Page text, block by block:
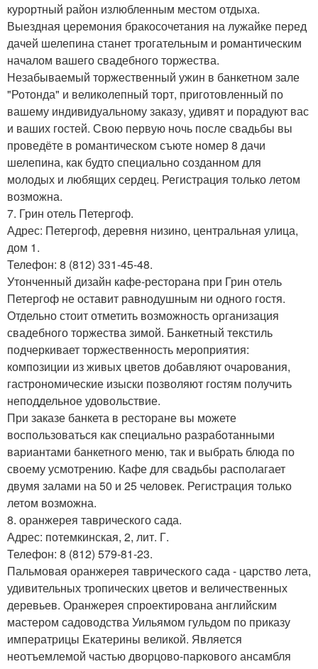
курортный район излюбленным местом отдыха.
Выездная церемония бракосочетания на лужайке перед
дачей шелепина станет трогательным и романтическим
началом вашего свадебного торжества.
Незабываемый торжественный ужин в банкетном зале
"Ротонда" и великолепный торт, приготовленный по
вашему индивидуальному заказу, удивят и порадуют вас
и ваших гостей. Свою первую ночь после свадьбы вы
проведёте в романтическом съюте номер 8 дачи
шелепина, как будто специально созданном для
молодых и любящих сердец. Регистрация только летом
возможна.
7. Грин отель Петергоф.
Адрес: Петергоф, деревня низино, центральная улица,
дом 1.
Телефон: 8 (812) 331-45-48.
Утонченный дизайн кафе-ресторана при Грин отель
Петергоф не оставит равнодушным ни одного гостя.
Отдельно стоит отметить возможность организация
свадебного торжества зимой. Банкетный текстиль
подчеркивает торжественность мероприятия:
композиции из живых цветов добавляют очарования,
гастрономические изыски позволяют гостям получить
неподдельное удовольствие.
При заказе банкета в ресторане вы можете
воспользоваться как специально разработанными
вариантами банкетного меню, так и выбрать блюда по
своему усмотрению. Кафе для свадьбы располагает
двумя залами на 50 и 25 человек. Регистрация только
летом возможна.
8. оранжерея таврического сада.
Адрес: потемкинская, 2, лит. Г.
Телефон: 8 (812) 579-81-23.
Пальмовая оранжерея таврического сада - царство лета,
удивительных тропических цветов и величественных
деревьев. Оранжерея спроектирована английским
мастером садоводства Уильямом гульдом по приказу
императрицы Екатерины великой. Является
неотъемлемой частью дворцово-паркового ансамбля